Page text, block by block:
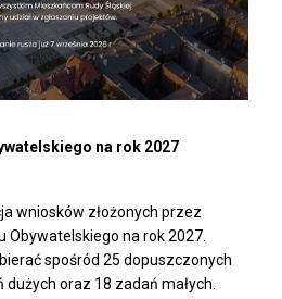
na rok 2027
wniosków złożonych przez
na rok 2027.
spośród 25 dopuszczonych
oraz 18 zadań małych.